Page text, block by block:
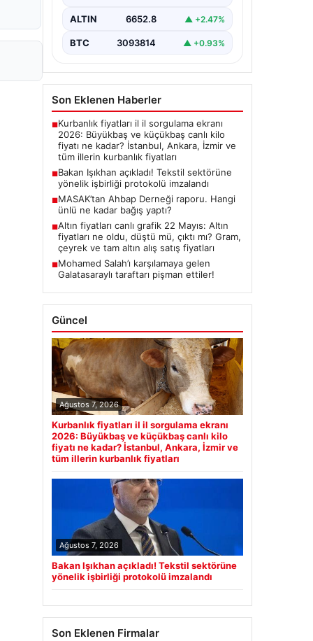
ALTIN 6652.8 ▲ +2.47%
BTC 3093814 ▲ +0.93%
Son Eklenen Haberler
■Kurbanlık fiyatları il il sorgulama ekranı
2026: Büyükbaş ve küçükbaş canlı kilo
fiyatı ne kadar? İstanbul, Ankara, İzmir ve
tüm illerin kurbanlık fiyatları
■Bakan Işıkhan açıkladı! Tekstil sektörüne
yönelik işbirliği protokolü imzalandı
■MASAK’tan Ahbap Derneği raporu. Hangi
ünlü ne kadar bağış yaptı?
■Altın fiyatları canlı grafik 22 Mayıs: Altın
fiyatları ne oldu, düştü mü, çıktı mı? Gram,
çeyrek ve tam altın alış satış fiyatları
■Mohamed Salah’ı karşılamaya gelen
Galatasaraylı taraftarı pişman ettiler!
Güncel
Ağustos 7, 2026
Kurbanlık fiyatları il il sorgulama ekranı
2026: Büyükbaş ve küçükbaş canlı kilo
fiyatı ne kadar? İstanbul, Ankara, İzmir ve
tüm illerin kurbanlık fiyatları
Ağustos 7, 2026
Bakan Işıkhan açıkladı! Tekstil sektörüne
yönelik işbirliği protokolü imzalandı
Son Eklenen Firmalar